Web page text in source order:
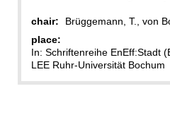
chair:
Brüggemann, T., von
place:
In: Schriftenreihe EnEff:Stadt
LEE Ruhr-Universität Bochum